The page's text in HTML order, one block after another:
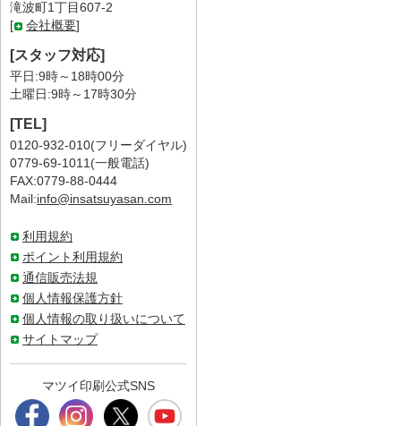
滝波町1丁目607-2
[
会社概要]
[スタッフ対応]
平日:9時～18時00分
土曜日:9時～17時30分
[TEL]
0120-932-010(フリーダイヤル)
0779-69-1011(一般電話)
FAX:0779-88-0444
Mail:info@insatsuyasan.com
利用規約
ポイント利用規約
通信販売法規
個人情報保護方針
個人情報の取り扱いについて
サイトマップ
マツイ印刷公式SNS